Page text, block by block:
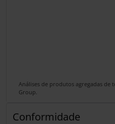
Análises de produtos agregadas de
Group.
Conformidade